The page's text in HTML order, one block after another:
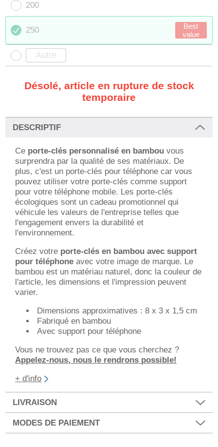
200
250
Best
value
Désolé, article en rupture de stock
temporaire
DESCRIPTIF
Ce porte-clés personnalisé en bambouvous
surprendra par la qualité de ses matériaux. De
plus, c'est un porte-clés pour téléphone car vous
pouvez utiliser votre porte-clés comme support
pour votre téléphone mobile. Les porte-clés
écologiques sont un cadeau promotionnel qui
véhicule les valeurs de l'entreprise telles que
l'engagement envers la durabilité et
l'environnement.
Créez votre porte-clés en bambou avec support
pour téléphone avec votre image de marque. Le
bambou est un matériau naturel, donc la couleur de
l'article, les dimensions et l'impression peuvent
varier.
Dimensions approximatives : 8 x 3 x 1,5 cm
Fabriqué en bambou
Avec support pour téléphone
Vous ne trouvez pas ce que vous cherchez ?
Appelez-nous, nous le rendrons possible!
+ d'info
LIVRAISON
MODES DE PAIEMENT